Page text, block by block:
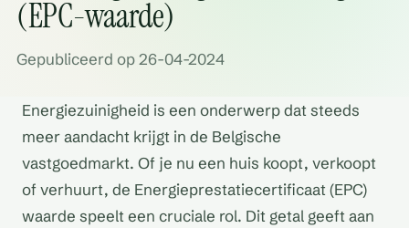
(EPC-waarde)
Gepubliceerd op 26-04-2024
Energiezuinigheid is een onderwerp dat steeds
meer aandacht krijgt in de Belgische
vastgoedmarkt. Of je nu een huis koopt, verkoopt
of verhuurt, de Energieprestatiecertificaat (EPC)
waarde speelt een cruciale rol. Dit getal geeft aan